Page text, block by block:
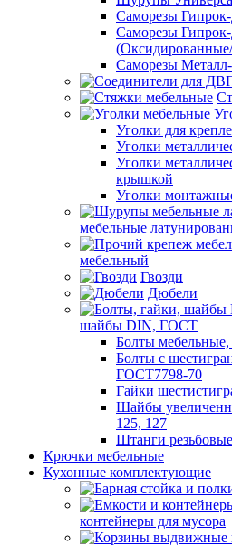
Саморезы
Саморезы
Саморезы
Уголки для
Уголки
Уголки
крышкой
Уголки
мебельные
мебельный
Гвозди
Дюбели
шайбы DIN, ГОСТ
Болты
Болты с
ГОСТ7798-70
Гайки
Шайбы
125, 127
Штанги
Крючки мебельные
Кухонные комплектующие
контейнеры для мусора